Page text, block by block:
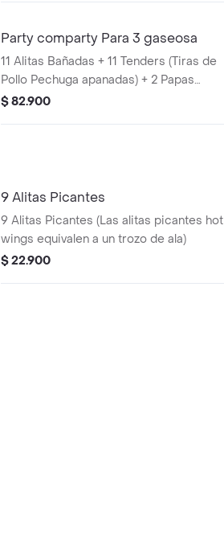
Party comparty Para 3 gaseosa
11 Alitas Bañadas + 11 Tenders (Tiras de
Pollo Pechuga apanadas) + 2 Papas
Pequeñas + 1 Balde de Salsa 100g + 1
$ 82.900
9 Alitas Picantes
9 Alitas Picantes (Las alitas picantes hot
wings equivalen a un trozo de ala)
$ 22.900